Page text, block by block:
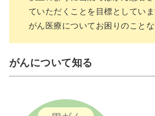
ていただくことを目標としていま
がん医療についてお困りのこと
がんについて知る